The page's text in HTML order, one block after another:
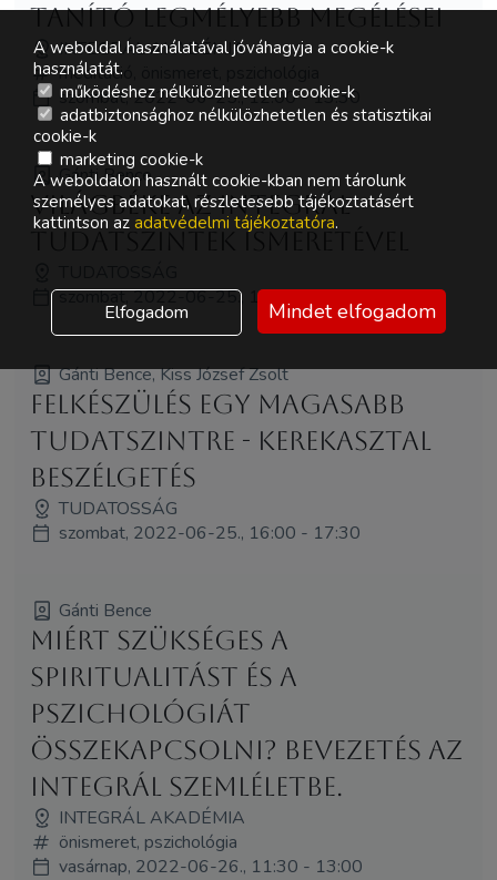
tanító legmélyebb megélései
INTEGRÁL AKADÉMIA
meditáció, önismeret, pszichológia
szombat, 2022-06-25., 12:00 - 13:30
Gánti Bence
Világbéke az integrál
tudatszintek ismeretével
szombat, 2022-06-25., 14:00 - 15:00
Gánti Bence, Kiss József Zsolt
Felkészülés egy magasabb
tudatszintre - kerekasztal
beszélgetés
TUDATOSSÁG
szombat, 2022-06-25., 16:00 - 17:30
Gánti Bence
Miért szükséges a
spiritualitást és a
pszichológiát
összekapcsolni? Bevezetés az
integrál szemléletbe.
INTEGRÁL AKADÉMIA
önismeret, pszichológia
vasárnap, 2022-06-26., 11:30 - 13:00
A weboldal használatával jóváhagyja a cookie-k
használatát.
működéshez nélkülözhetetlen cookie-k
adatbiztonsághoz nélkülözhetetlen és statisztikai
cookie-k
marketing cookie-k
A weboldalon használt cookie-kban nem tárolunk
személyes adatokat, részletesebb tájékoztatásért
kattintson az adatvédelmi tájékoztatóra.
Elfogadom Mindet elfogadom